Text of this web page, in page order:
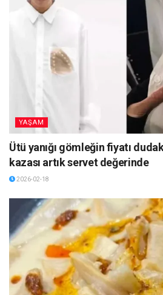
YAŞAM
Ütü yanığı gömleğin fiyatı
kazası artık servet değerinde
2026-02-18